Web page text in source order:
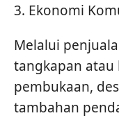
3. Ekonomi
Melalui
tangkapan atau
pembukaan,
tambahan